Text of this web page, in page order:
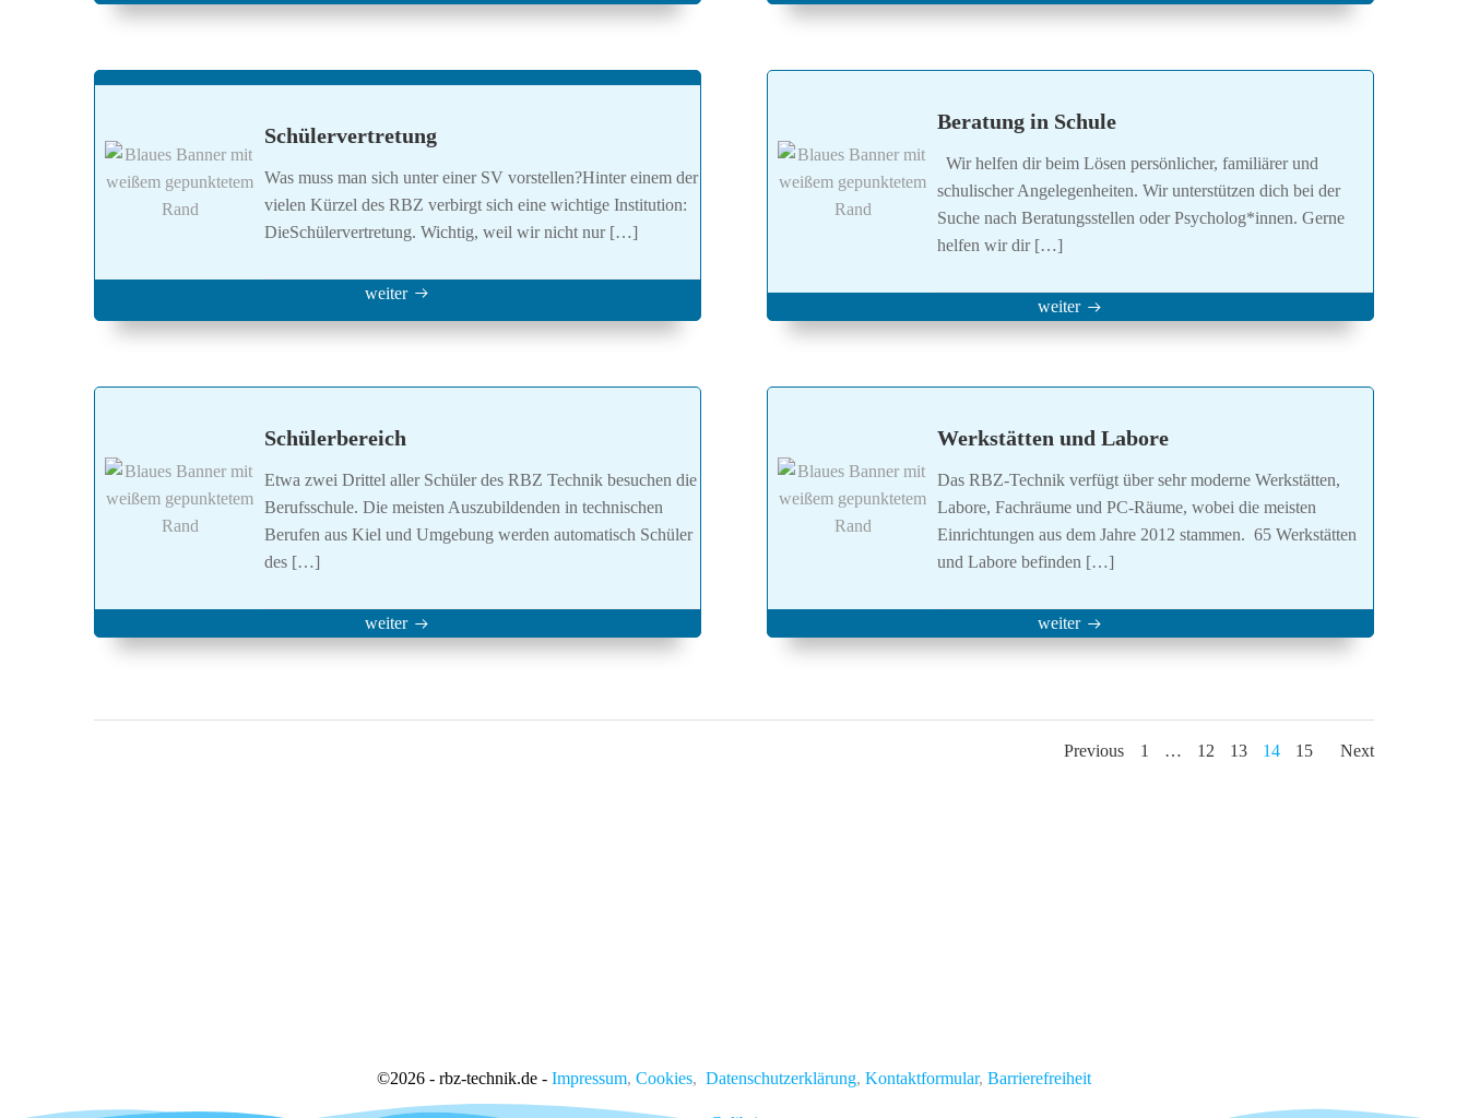
Schülervertretung
Was muss man sich unter einer SV vorstellen?Hinter einem der
vielen Kürzel des RBZ verbirgt sich eine wichtige Institution:
DieSchülervertretung. Wichtig, weil wir nicht nur […]
weiter
Beratung in Schule
Wir helfen dir beim Lösen persönlicher, familiärer und
schulischer Angelegenheiten. Wir unterstützen dich bei der
Suche nach Beratungsstellen oder Psycholog*innen. Gerne
helfen wir dir […]
weiter
Schülerbereich
Etwa zwei Drittel aller Schüler des RBZ Technik besuchen die
Berufsschule. Die meisten Auszubildenden in technischen
Berufen aus Kiel und Umgebung werden automatisch Schüler
des […]
weiter
Werkstätten und Labore
Das RBZ-Technik verfügt über sehr moderne Werkstätten,
Labore, Fachräume und PC-Räume, wobei die meisten
Einrichtungen aus dem Jahre 2012 stammen. 65 Werkstätten
und Labore befinden […]
weiter
Posts
Previous
Posts
Page
1 … Page
12 Page
13 Page
14 Page
15
Posts
Next
©2026 - rbz-technik.de - Impressum, Cookies, Datenschutzerklärung, Kontaktformular, Barrierefreiheit